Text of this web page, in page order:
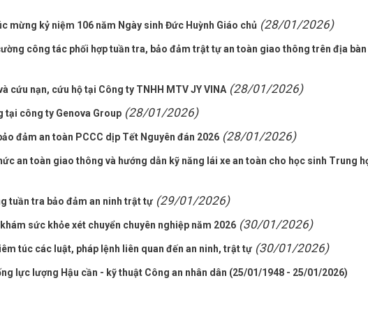
mừng kỷ niệm 106 năm Ngày sinh Đức Huỳnh Giáo chủ (28/01/2026)
công tác phối hợp tuần tra, bảo đảm trật tự an toàn giao thông trên địa bàn
cứu nạn, cứu hộ tại Công ty TNHH MTV JY VINA (28/01/2026)
tại công ty Genova Group (28/01/2026)
đảm an toàn PCCC dịp Tết Nguyên đán 2026 (28/01/2026)
an toàn giao thông và hướng dẫn kỹ năng lái xe an toàn cho học sinh Trung
tuần tra bảo đảm an ninh trật tự (29/01/2026)
sức khỏe xét chuyển chuyên nghiệp năm 2026 (30/01/2026)
túc các luật, pháp lệnh liên quan đến an ninh, trật tự (30/01/2026)
lực lượng Hậu cần - kỹ thuật Công an nhân dân (25/01/1948 - 25/01/2026)